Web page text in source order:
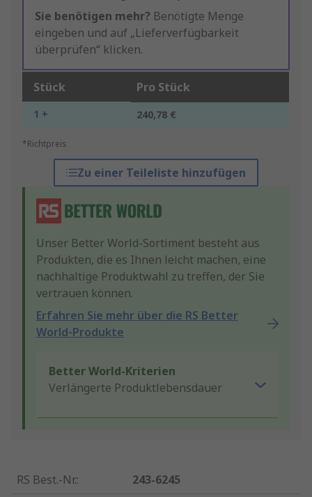
Sie benötigen mehr? Benötigte Menge
eingeben und auf „Lieferverfügbarkeit
überprüfen“ klicken.
Stück Pro Stück
1 + 240,78 €
*Richtpreis
Zu einer Teileliste hinzufügen
Unser Better World-Sortiment besteht aus
Produkten, die es Ihnen leicht machen, eine
nachhaltige Produktwahl zu treffen, der Sie
vertrauen können.
Erfahren Sie mehr über die RS Better
World-Produkte
Better World-Kriterien
Verlängerte Produktlebensdauer
RS Best.-Nr.:
243-6245